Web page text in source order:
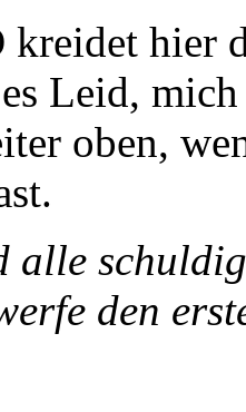
hier
Leid,
oben,
alle
den